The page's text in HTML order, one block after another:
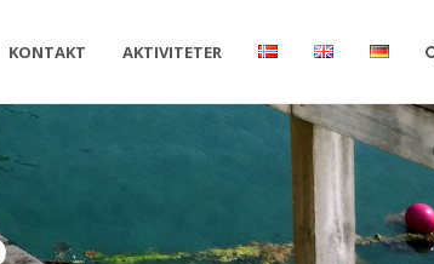
KONTAKT AKTIVITETER